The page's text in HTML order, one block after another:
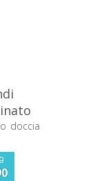
doccia